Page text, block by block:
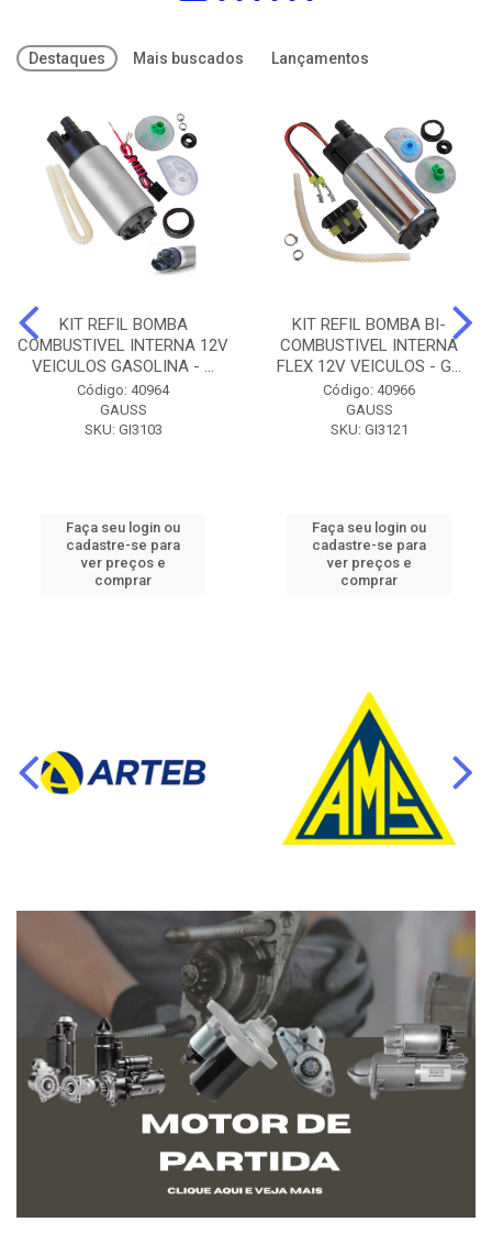
Destaques Mais buscados Lançamentos
KIT REFIL BOMBA
COMBUSTIVEL INTERNA 12V
VEICULOS GASOLINA - ...
Código: 40964
GAUSS
SKU: GI3103
Faça seu login ou
cadastre-se para
ver preços e
comprar
KIT REFIL BOMBA BI-
COMBUSTIVEL INTERNA
FLEX 12V VEICULOS - G...
Código: 40966
GAUSS
SKU: GI3121
Faça seu login ou
cadastre-se para
ver preços e
comprar